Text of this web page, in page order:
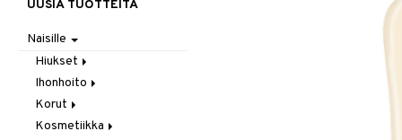
UUSIA TUOTTEITA
Naisille
Hiukset
Gift Set
Harjat / Kammat
Hiuskuurit
Ihonhoito
Aurinkotuotteet
Erikoistuotteet
Korut
Kaulakorut
Kosmetiikka